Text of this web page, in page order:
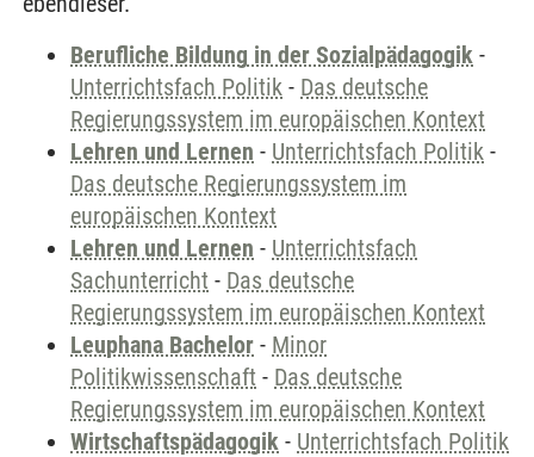
Berufliche Bildung in der Sozialpädagogik -
Unterrichtsfach Politik - Das deutsche
Regierungssystem im europäischen Kontext
Lehren und Lernen - Unterrichtsfach Politik -
Das deutsche Regierungssystem im
europäischen Kontext
Lehren und Lernen - Unterrichtsfach
Sachunterricht - Das deutsche
Regierungssystem im europäischen Kontext
Leuphana Bachelor - Minor
Politikwissenschaft - Das deutsche
Regierungssystem im europäischen Kontext
Wirtschaftspädagogik - Unterrichtsfach Politik